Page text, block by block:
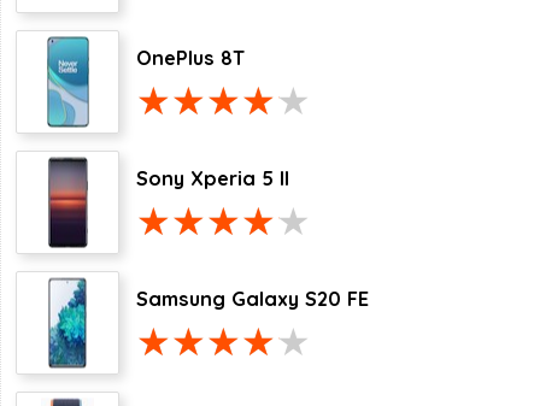
OnePlus 8T
Sony Xperia 5 II
Samsung Galaxy S20 FE